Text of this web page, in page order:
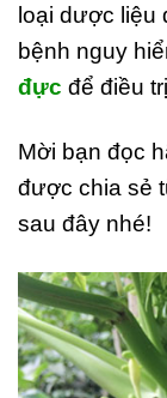
loại dược liệu
bệnh nguy
đực để điều
Mời bạn đọc
được chia sẻ
sau đây nhé!